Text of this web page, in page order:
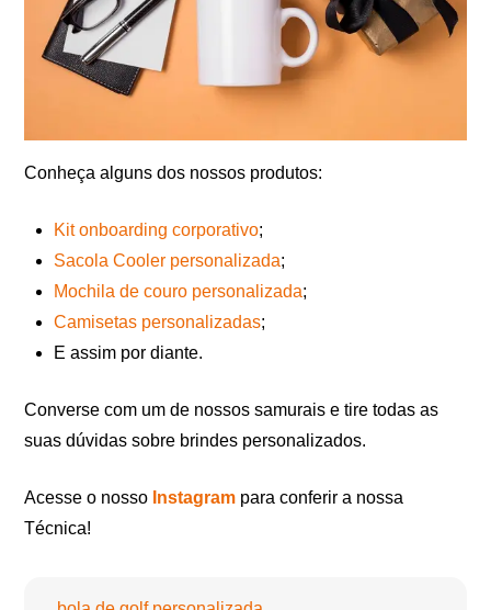
Conheça alguns dos nossos produtos:
Kit onboarding corporativo;
Sacola Cooler personalizada;
Mochila de couro personalizada;
Camisetas personalizadas;
E assim por diante.
Converse com um de nossos samurais e tire todas as
suas dúvidas sobre brindes personalizados.
Acesse o nosso Instagram para conferir a nossa
Técnica!